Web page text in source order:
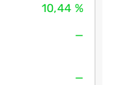
10,44 %
—
—